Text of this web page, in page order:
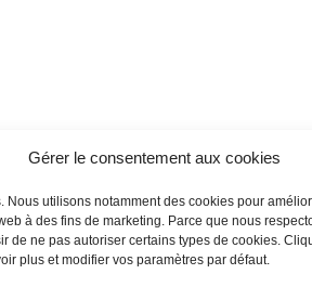
Gérer le consentement aux cookies
Nous utilisons notamment des cookies pour
à des fins de marketing. Parce que nous
de ne pas autoriser certains types de cookies.
plus et modifier vos paramètres par défaut.